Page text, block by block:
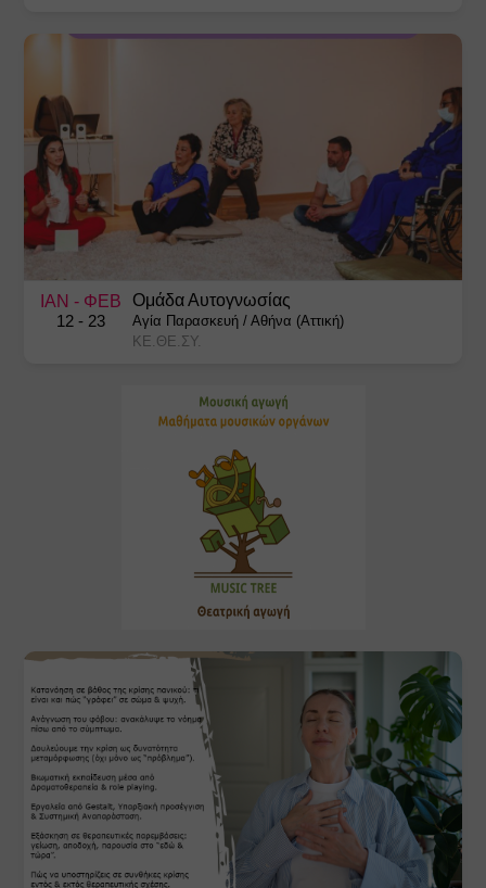
ΙΑΝ - ΦΕΒ
12 - 23
Ομάδα Αυτογνωσίας
Αγία Παρασκευή /Αθήνα (Αττική)
ΚΕ.ΘΕ.ΣΥ.